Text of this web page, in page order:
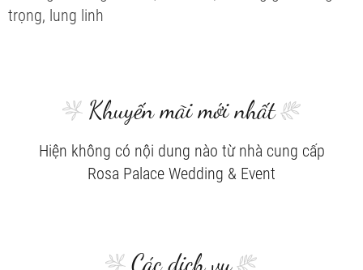
trọng, lung linh
Khuyến mãi mới nhất
Hiện không có nội dung nào từ nhà cung cấp
Rosa Palace Wedding & Event
Các dịch vụ